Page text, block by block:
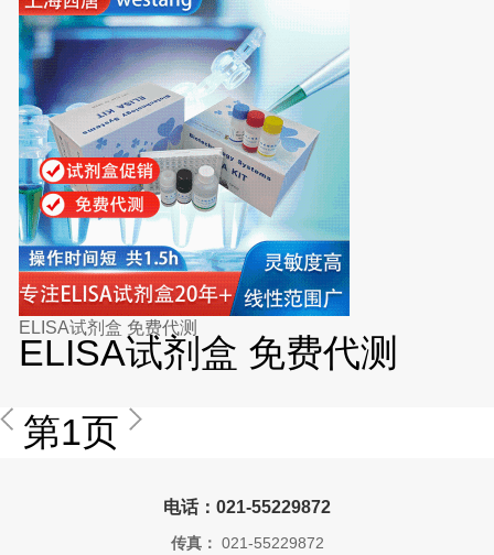
ELISA试剂盒 免费代测
ELISA试剂盒 免费代测
第1页
电话：021-55229872
传真： 021-55229872